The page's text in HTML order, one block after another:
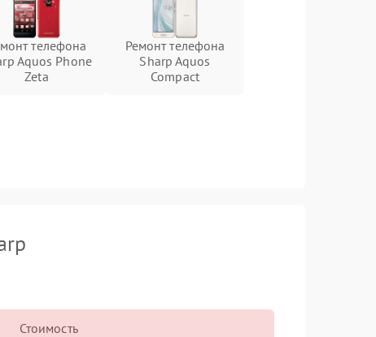
телефона
Aquos Phone
Zeta
Ремонт телефона
Sharp Aquos
Compact
Стоимость